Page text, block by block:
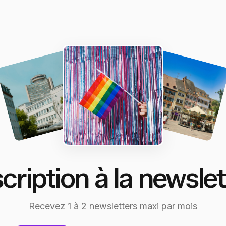
à la
Recevez 1 à 2 newsletters maxi par mois